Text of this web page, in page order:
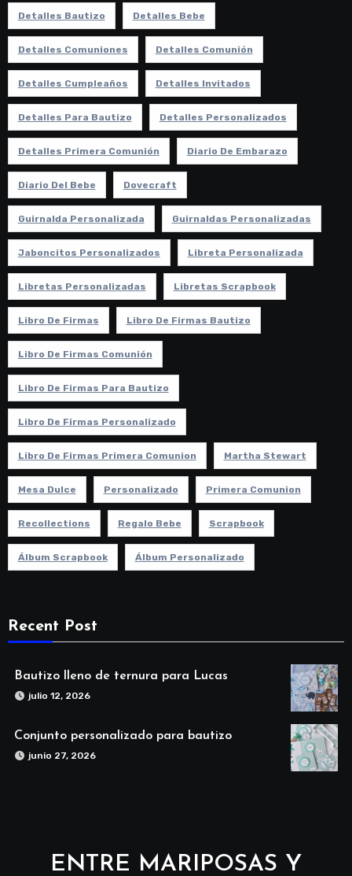
Detalles Bautizo Detalles Bebe
Detalles Comuniones Detalles Comunión
Detalles Cumpleaños Detalles Invitados
Detalles Para Bautizo Detalles Personalizados
Detalles Primera Comunión Diario De Embarazo
Diario Del Bebe Dovecraft
Guirnalda Personalizada Guirnaldas Personalizadas
Jaboncitos Personalizados Libreta Personalizada
Libretas Personalizadas Libretas Scrapbook
Libro De Firmas Libro De Firmas Bautizo
Libro De Firmas Comunión
Libro De Firmas Para Bautizo
Libro De Firmas Personalizado
Libro De Firmas Primera Comunion Martha Stewart
Mesa Dulce Personalizado Primera Comunion
Recollections Regalo Bebe Scrapbook
Álbum Scrapbook Álbum Personalizado
Recent Post
Bautizo lleno de ternura para Lucas
julio 12, 2026
Conjunto personalizado para bautizo
junio 27, 2026
ENTRE MARIPOSAS Y